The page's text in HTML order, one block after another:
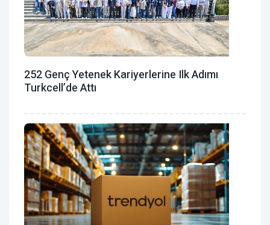
252 Genç Yetenek Kariyerlerine Ilk Adımı
Turkcell’de Attı